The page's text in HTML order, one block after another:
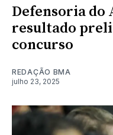
Defensoria do
resultado
concurso
REDAÇÃO BMA
julho 23, 2025